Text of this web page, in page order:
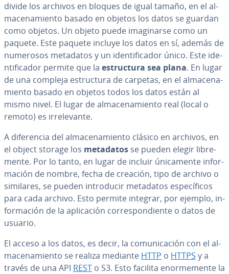
divide los archivos en bloques de igual tamaño, en el al­
ma­ce­na­mie­n­to basado en objetos los datos se guardan
como objetos. Un objeto puede ima­gi­nar­se como un
paquete. Este paquete incluye los datos en sí, además de
numerosos metadatos y un ide­n­ti­fi­ca­dor único. Este ide­
n­ti­fi­ca­dor permite que la es­tru­c­tu­ra sea plana. En lugar
de una compleja es­tru­c­tu­ra de carpetas, en el al­ma­ce­na­
mie­n­to basado en objetos todos los datos están al
mismo nivel. El lugar de al­ma­ce­na­mie­n­to real (local o
remoto) es irre­le­va­n­te.
A di­fe­re­n­cia del al­ma­ce­na­mie­n­to clásico en archivos, en
el object storage los metadatos se pueden elegir li­bre­
me­n­te. Por lo tanto, en lugar de incluir úni­ca­me­n­te in­fo­r­
ma­ción de nombre, fecha de creación, tipo de archivo o
similares, se pueden in­tro­du­cir metadatos es­pe­cí­fi­cos
para cada archivo. Esto permite integrar, por ejemplo, in­
fo­r­ma­ción de la apli­ca­ción co­rre­s­po­n­die­n­te o datos de
usuario.
El acceso a los datos, es decir, la co­mu­ni­ca­ción con el al­
ma­ce­na­mie­n­to se realiza mediante HTTP o HTTPS y a
través de una API REST o S3. Esto facilita eno­r­me­me­n­te la